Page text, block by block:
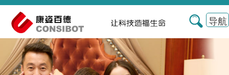
导航